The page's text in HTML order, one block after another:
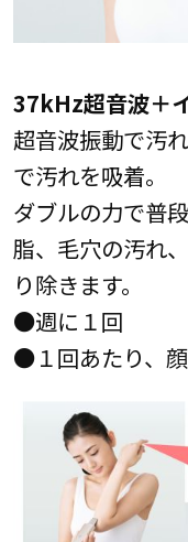
37kHz超音波＋
超音波振動で汚
で汚れを吸着。
ダブルの力で普
脂、毛穴の汚れ
り除きます。
●週に１回
●１回あたり、